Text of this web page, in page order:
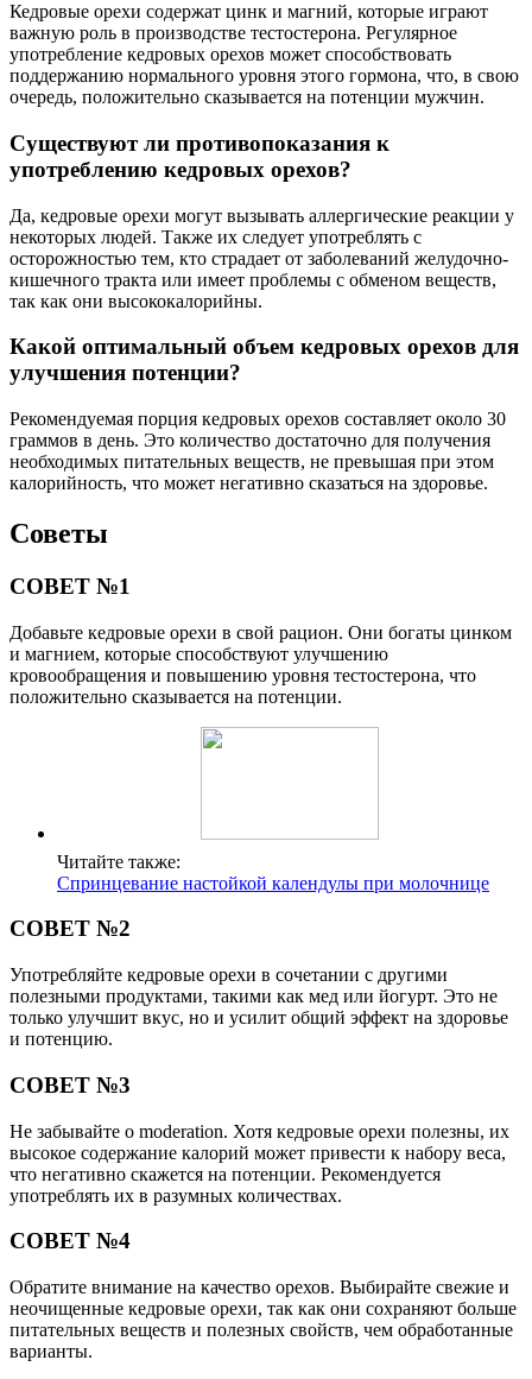
Кедровые орехи содержат цинк и магний, которые играют
важную роль в производстве тестостерона. Регулярное
употребление кедровых орехов может способствовать
поддержанию нормального уровня этого гормона, что, в свою
очередь, положительно сказывается на потенции мужчин.
Существуют ли противопоказания к
употреблению кедровых орехов?
Да, кедровые орехи могут вызывать аллергические реакции у
некоторых людей. Также их следует употреблять с
осторожностью тем, кто страдает от заболеваний желудочно-
кишечного тракта или имеет проблемы с обменом веществ,
так как они высококалорийны.
Какой оптимальный объем кедровых орехов для
улучшения потенции?
Рекомендуемая порция кедровых орехов составляет около 30
граммов в день. Это количество достаточно для получения
необходимых питательных веществ, не превышая при этом
калорийность, что может негативно сказаться на здоровье.
Советы
СОВЕТ №1
Добавьте кедровые орехи в свой рацион. Они богаты цинком
и магнием, которые способствуют улучшению
кровообращения и повышению уровня тестостерона, что
положительно сказывается на потенции.
Читайте также:
Спринцевание настойкой календулы при молочнице
СОВЕТ №2
Употребляйте кедровые орехи в сочетании с другими
полезными продуктами, такими как мед или йогурт. Это не
только улучшит вкус, но и усилит общий эффект на здоровье
и потенцию.
СОВЕТ №3
Не забывайте о moderation. Хотя кедровые орехи полезны, их
высокое содержание калорий может привести к набору веса,
что негативно скажется на потенции. Рекомендуется
употреблять их в разумных количествах.
СОВЕТ №4
Обратите внимание на качество орехов. Выбирайте свежие и
неочищенные кедровые орехи, так как они сохраняют больше
питательных веществ и полезных свойств, чем обработанные
варианты.